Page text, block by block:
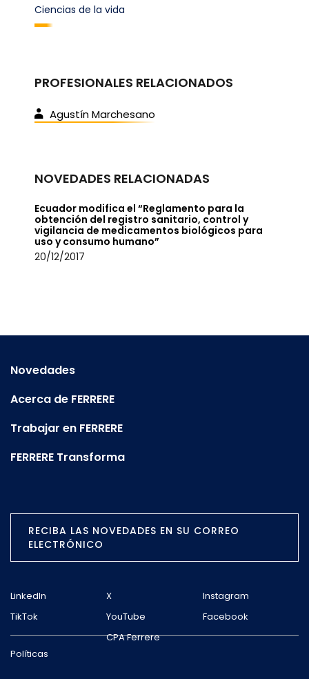
Ciencias de la vida
PROFESIONALES RELACIONADOS
Agustín Marchesano
NOVEDADES RELACIONADAS
Ecuador modifica el “Reglamento para la
obtención del registro sanitario, control y
vigilancia de medicamentos biológicos para
uso y consumo humano”
20/12/2017
Novedades
Acerca de FERRERE
Trabajar en FERRERE
FERRERE Transforma
RECIBA LAS NOVEDADES EN SU CORREO
ELECTRÓNICO
LinkedIn X
Instagram
TikTok
YouTube Facebook
Políticas
CPA Ferrere